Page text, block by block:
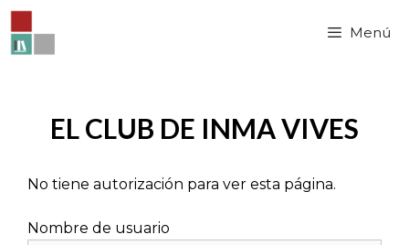
Saltar
al
contenido
Menú
EL CLUB DE INMA VIVES
No tiene autorización para ver esta página.
Nombre de usuario